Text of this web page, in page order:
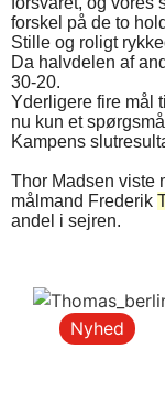
forskel på de to
Stille og roligt
Da halvdelen af
30-20.
Yderligere fire mål
nu kun et
Kampens
Thor Madsen viste
målmand Frederik
andel i sejren.
Nyhed